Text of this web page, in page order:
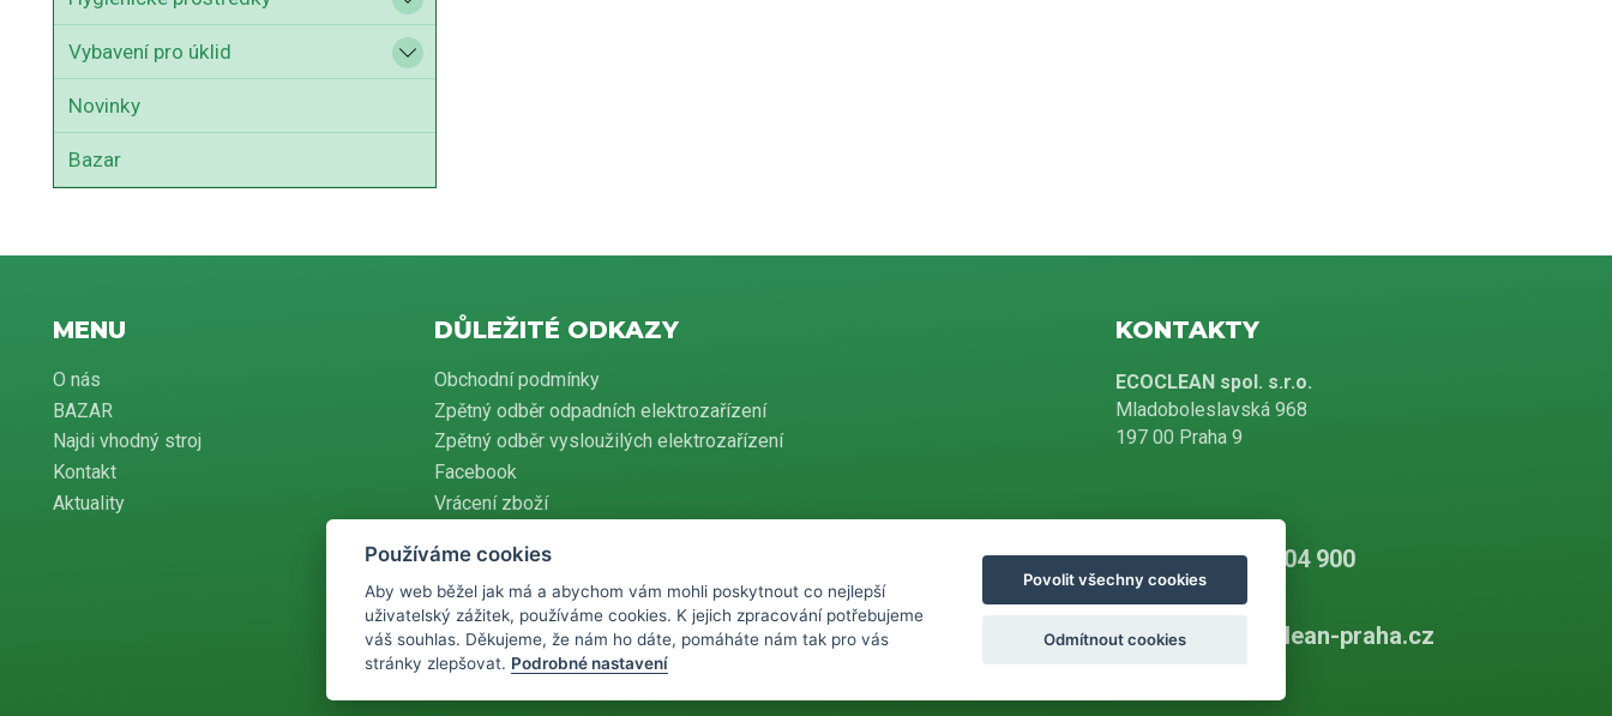
Vybavení pro úklid
Novinky
Bazar
MENU
O nás
BAZAR
Najdi vhodný stroj
Kontakt
Aktuality
DŮLEŽITÉ ODKAZY
Obchodní podmínky
Zpětný odběr odpadních elektrozařízení
Zpětný odběr vysloužilých elektrozařízení
Facebook
Vrácení zboží
KONTAKTY
ECOCLEAN spol. s.r.o.
Mladoboleslavská 968
197 00 Praha 9
+420 226 804 900
info@ecoclean-praha.cz
Podle zákona o evidenci tržeb je prodávající povinen vystavit kupujícímu účtenku. Zároveň je
povinen zaevidovat přijatou tržbu u správce daně online, v případě technického výpadku
pak nejpozději do 48 hodin.
Používáme cookies
Aby web běžel jak má a abychom vám mohli poskytnout co nejlepší
uživatelský zážitek, používáme cookies. K jejich zpracování potřebujeme
váš souhlas. Děkujeme, že nám ho dáte, pomáháte nám tak pro vás
stránky zlepšovat. Podrobné nastavení
Povolit všechny cookies
Odmítnout cookies